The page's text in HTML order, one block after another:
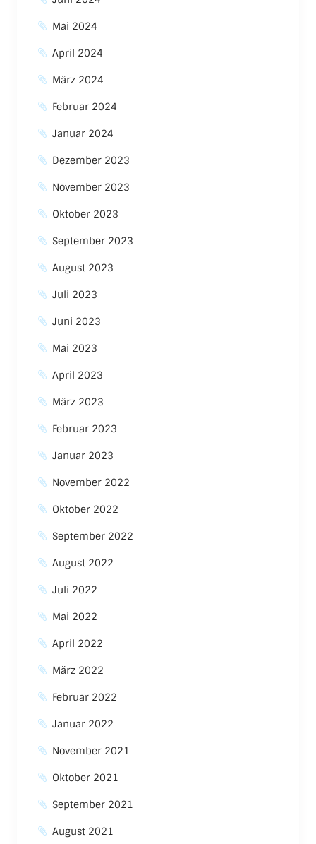
Mai 2024
April 2024
März 2024
Februar 2024
Januar 2024
Dezember 2023
November 2023
Oktober 2023
September 2023
August 2023
Juli 2023
Juni 2023
Mai 2023
April 2023
März 2023
Februar 2023
Januar 2023
November 2022
Oktober 2022
September 2022
August 2022
Juli 2022
Mai 2022
April 2022
März 2022
Februar 2022
Januar 2022
November 2021
Oktober 2021
September 2021
August 2021